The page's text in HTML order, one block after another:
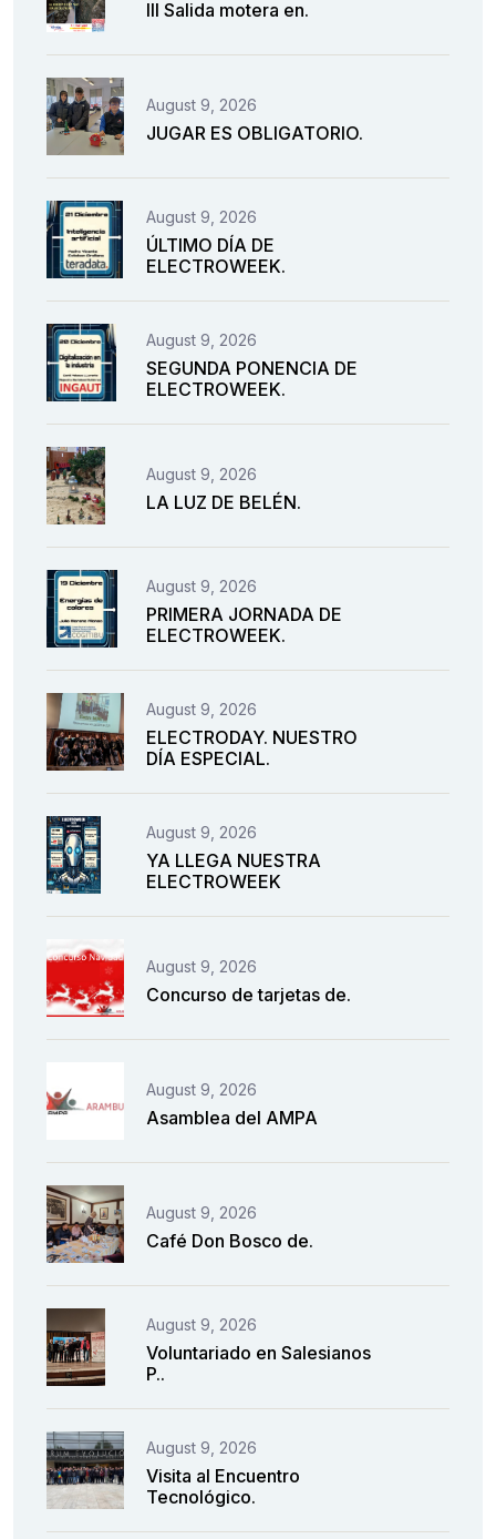
III Salida motera en.
August 9, 2026
JUGAR ES OBLIGATORIO.
August 9, 2026
ÚLTIMO DÍA DE
ELECTROWEEK.
August 9, 2026
SEGUNDA PONENCIA DE
ELECTROWEEK.
August 9, 2026
LA LUZ DE BELÉN.
August 9, 2026
PRIMERA JORNADA DE
ELECTROWEEK.
August 9, 2026
ELECTRODAY. NUESTRO
DÍA ESPECIAL.
August 9, 2026
YA LLEGA NUESTRA
ELECTROWEEK
August 9, 2026
Concurso de tarjetas de.
August 9, 2026
Asamblea del AMPA
August 9, 2026
Café Don Bosco de.
August 9, 2026
Voluntariado en Salesianos
P..
August 9, 2026
Visita al Encuentro
Tecnológico.